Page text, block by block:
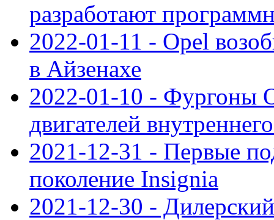
разработают
2022-01-11 - Opel
в Айзенахе
2022-01-10 - Фургоны
двигателей
2021-12-31 - Первые
поколение Insignia
2021-12-30 -